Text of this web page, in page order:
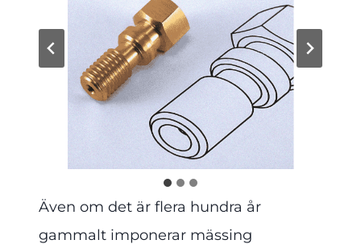
Även om det är flera hundra år
gammalt imponerar mässing